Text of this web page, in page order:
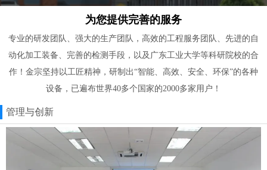
为您提供完善的服务
专业的研发团队、强大的生产团队，高效的工程服务团队、先进的自
动化加工装备、完善的检测手段，以及广东工业大学等科研院校的合
作！金宗坚持以工匠精神，研制出“智能、高效、安全、环保”的各种
设备，已遍布世界40多个国家的2000多家用户！
管理与创新